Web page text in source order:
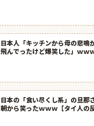
日本人「キッチンから母の悲鳴
飛んでったけど爆笑した」ｗｗ
日本の「食い尽くし系」の旦那
朝から笑ったｗｗｗ【タイ人の